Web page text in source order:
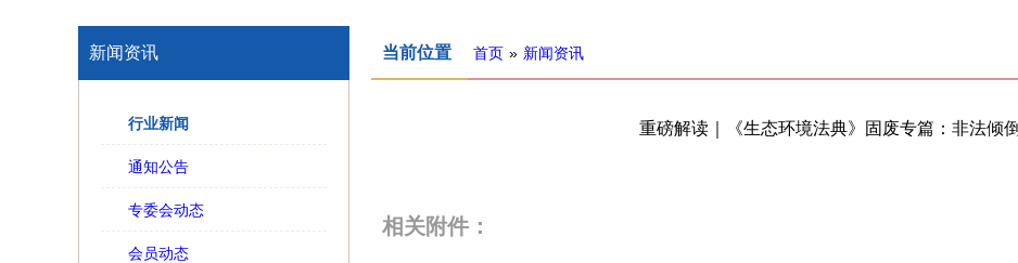
新闻资讯
行业新闻
通知公告
专委会动态
会员动态
当前位置 首页 » 新闻资讯
重磅解读｜《生态环境法典》固废专篇：非法倾
相关附件：